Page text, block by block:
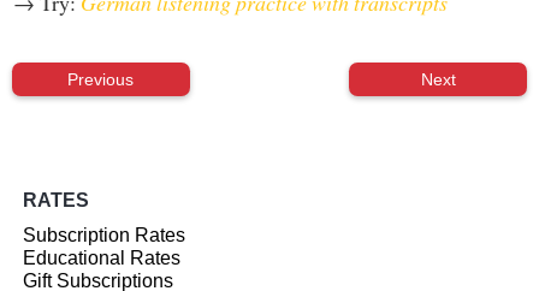
Previous Next
RATES
Subscription Rates
Educational Rates
Gift Subscriptions